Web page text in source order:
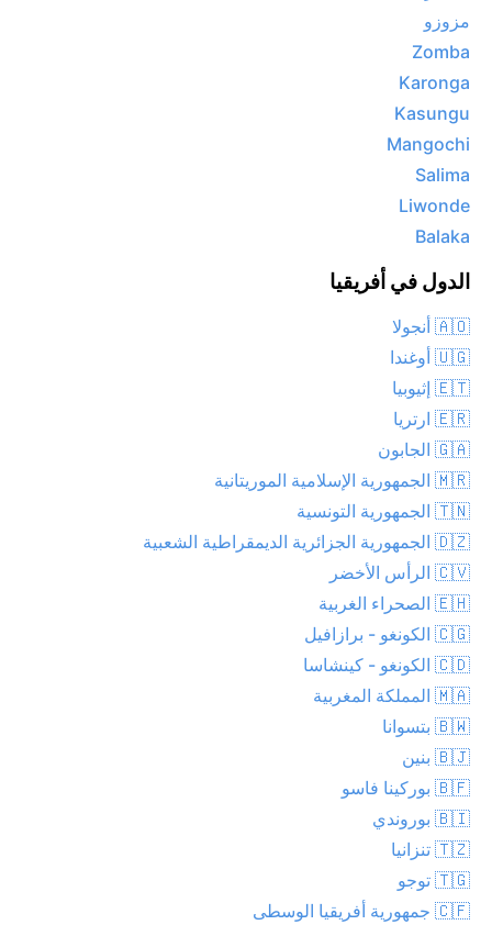
مزوزو
Zomba
Karonga
Kasungu
Mangochi
Salima
Liwonde
Balaka
الدول في أفريقيا
🇦🇴 أنجولا
🇺🇬 أوغندا
🇪🇹 إثيوبيا
🇪🇷 ارتريا
🇬🇦 الجابون
🇲🇷 الجمهورية الإسلامية الموريتانية
🇹🇳 الجمهورية التونسية
🇩🇿 الجمهورية الجزائرية الديمقراطية الشعبية
🇨🇻 الرأس الأخضر
🇪🇭 الصحراء الغربية
🇨🇬 الكونغو - برازافيل
🇨🇩 الكونغو - كينشاسا
🇲🇦 المملكة المغربية
🇧🇼 بتسوانا
🇧🇯 بنين
🇧🇫 بوركينا فاسو
🇧🇮 بوروندي
🇹🇿 تنزانيا
🇹🇬 توجو
🇨🇫 جمهورية أفريقيا الوسطى